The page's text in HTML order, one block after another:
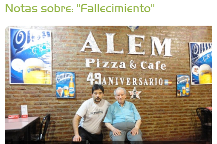
Notas sobre: "Fallecimiento"